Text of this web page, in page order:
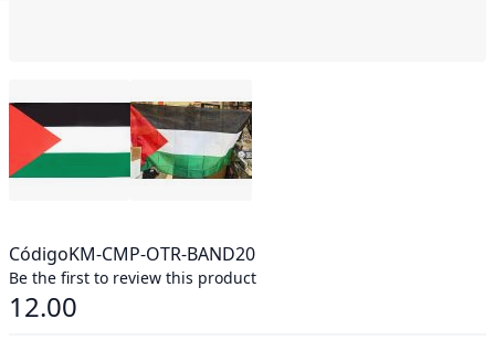
CódigoKM-CMP-OTR-BAND20
Be the first to review this product
12.00